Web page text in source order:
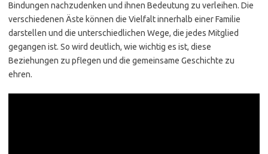
Bindungen nachzudenken und ihnen Bedeutung zu verleihen. Die
verschiedenen Äste können die Vielfalt innerhalb einer Familie
darstellen und die unterschiedlichen Wege, die jedes Mitglied
gegangen ist. So wird deutlich, wie wichtig es ist, diese
Beziehungen zu pflegen und die gemeinsame Geschichte zu
ehren.